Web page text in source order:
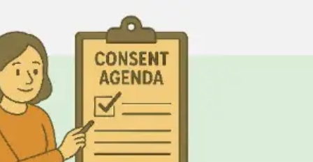
Miroverse
템플릿
추천
AI로 프로세스 가속
사용 사례